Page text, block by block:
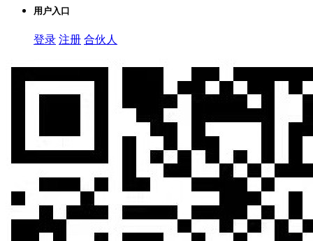
用户入口
登录 注册 合伙人